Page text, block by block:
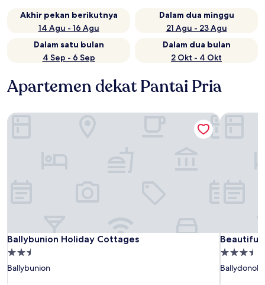
Akhir pekan berikutnya
14 Agu - 16 Agu
Dalam dua minggu
21 Agu - 23 Agu
Dalam satu bulan
4 Sep - 6 Sep
Dalam dua bulan
2 Okt - 4 Okt
Apartemen dekat Pantai Pria
Ballybunion Holiday Cottages
Ballybunion Holiday Cottages
Properti
bintang
Ballybunion
Ballybunion Holiday Cottages
Beautiful
Beautiful
Properti
bintang
Beautiful